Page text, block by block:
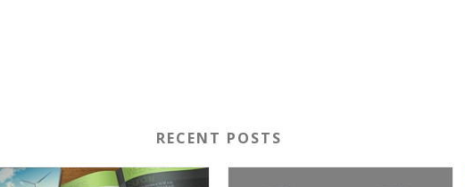
RECENT POSTS